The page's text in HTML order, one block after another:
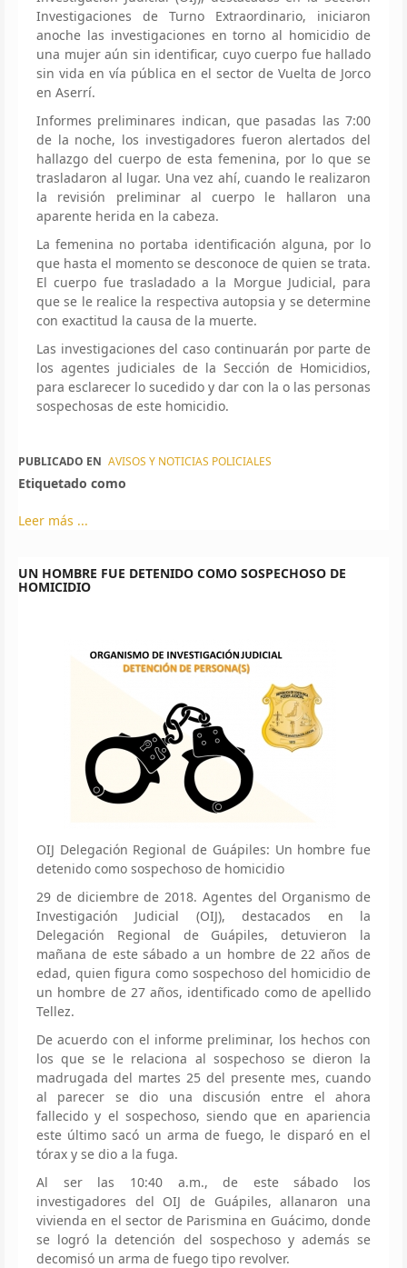
Investigaciones de Turno Extraordinario, iniciaron
anoche las investigaciones en torno al homicidio de
una mujer aún sin identificar, cuyo cuerpo fue hallado
sin vida en vía pública en el sector de Vuelta de Jorco
en Aserrí.
Informes preliminares indican, que pasadas las 7:00
de la noche, los investigadores fueron alertados del
hallazgo del cuerpo de esta femenina, por lo que se
trasladaron al lugar. Una vez ahí, cuando le realizaron
la revisión preliminar al cuerpo le hallaron una
aparente herida en la cabeza.
La femenina no portaba identificación alguna, por lo
que hasta el momento se desconoce de quien se trata.
El cuerpo fue trasladado a la Morgue Judicial, para
que se le realice la respectiva autopsia y se determine
con exactitud la causa de la muerte.
Las investigaciones del caso continuarán por parte de
los agentes judiciales de la Sección de Homicidios,
para esclarecer lo sucedido y dar con la o las personas
sospechosas de este homicidio.
PUBLICADO EN AVISOS Y NOTICIAS POLICIALES
Etiquetado como
Leer más ...
UN HOMBRE FUE DETENIDO COMO SOSPECHOSO DE
HOMICIDIO
OIJ Delegación Regional de Guápiles: Un hombre fue
detenido como sospechoso de homicidio
29 de diciembre de 2018. Agentes del Organismo de
Investigación Judicial (OIJ), destacados en la
Delegación Regional de Guápiles, detuvieron la
mañana de este sábado a un hombre de 22 años de
edad, quien figura como sospechoso del homicidio de
un hombre de 27 años, identificado como de apellido
Tellez.
De acuerdo con el informe preliminar, los hechos con
los que se le relaciona al sospechoso se dieron la
madrugada del martes 25 del presente mes, cuando
al parecer se dio una discusión entre el ahora
fallecido y el sospechoso, siendo que en apariencia
este último sacó un arma de fuego, le disparó en el
tórax y se dio a la fuga.
Al ser las 10:40 a.m., de este sábado los
investigadores del OIJ de Guápiles, allanaron una
vivienda en el sector de Parismina en Guácimo, donde
se logró la detención del sospechoso y además se
decomisó un arma de fuego tipo revolver.